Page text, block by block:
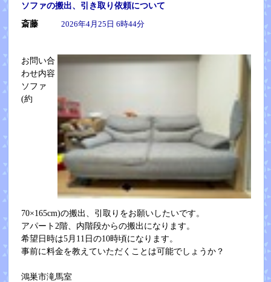
ソファの搬出、引き取り依頼について
斎藤
2026年4月25日 6時44分
お問い合
わせ内容
ソファ
(約
70×165cm)の搬出、引取りをお願いしたいです。
アパート2階、内階段からの搬出になります。
希望日時は5月11日の10時頃になります。
事前に料金を教えていただくことは可能でしょうか？
鴻巣市滝馬室